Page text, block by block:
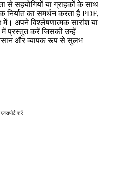
से सहयोगियों या ग्राहकों के साथ
निर्यात का समर्थन करता है PDF,
अपने विश्लेषणात्मक सारांश या
में प्रस्तुत करें जिसकी उन्हें
और व्यापक रूप से सुलभ
एक्सपोर्ट करें